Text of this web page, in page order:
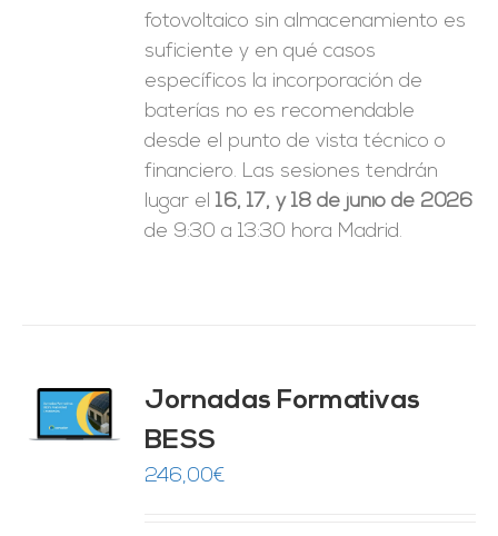
fotovoltaico sin almacenamiento es
suficiente y en qué casos
específicos la incorporación de
baterías no es recomendable
desde el punto de vista técnico o
financiero. Las sesiones tendrán
lugar el16, 17, y 18 de junio de 2026
de 9:30 a 13:30 hora Madrid.
Jornadas Formativas
BESS
246,00€